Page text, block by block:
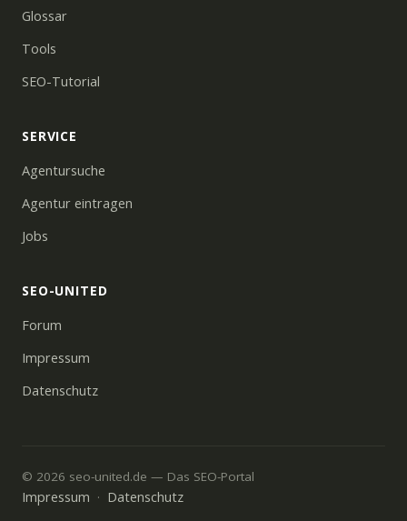
Glossar
Tools
SEO-Tutorial
SERVICE
Agentursuche
Agentur eintragen
Jobs
SEO-UNITED
Forum
Impressum
Datenschutz
© 2026 seo-united.de — Das SEO-Portal
Impressum · Datenschutz